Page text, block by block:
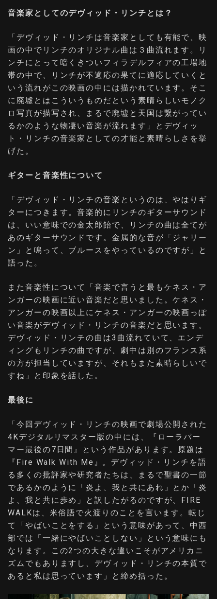
音楽家としてのデヴィッド・リンチとは？
「デヴィッド・リンチは音楽家としても有能で、映
画の中でリンチのオリジナル曲は３曲流れます。リ
ンチにとって暗くきついフィラデルフィアの工場地
帯の中で、リンチが不適応の果てに適応していくと
いう流れがこの映画の中には描かれています。そこ
に廃墟とはこういうものだという素晴らしいモノク
ロ写真が描写され、まるで廃墟と天国は繋がってい
るかのような物凄い音楽が流れます」とデヴィッ
ト・リンチの音楽家としての才能と素晴らしさを挙
げた。
ギターと音楽性について
「デヴィッド・リンチの音楽というのは、やはりギ
ターにつきます。音楽的にリンチのギターサウンド
は、いい意味での金太郎飴で、リンチの曲は全てが
あのギターサウンドです。金属的な音が「ジャリー
ン」と鳴って、ブルースをやっているのですが」と
語った。
また音楽性について「音楽で言うと最もケネス・ア
ンガーの映画に近い音楽だと思いました。ケネス・
アンガーの映画以上にケネス・アンガーの映画っぽ
い音楽がデヴィッド・リンチの音楽だと思います。
デヴィッド・リンチの曲は3曲流れていて、エンデ
ィングもリンチの曲ですが、劇中は別のフランス系
の方が担当していますが、それもまた素晴らしいで
すね」と印象を話した。
最後に
「今回デヴィッド・リンチの映画で劇場公開された
4Kデジタルリマスター版の中には、『ローラパー
マー最後の7日間』という作品があります。原題は
『Fire Walk With Me』。デヴィッド・リンチを語
る多くの批評家や研究者たちは、まるで聖書の一節
であるかのように「炎よ、我と共にあれ」とか「炎
よ、我と共に歩め」と訳したがるのですが、FIRE
WALKは、米俗語で火渡りのことを言います。転じ
て「やばいことをする」という意味があって、中西
部では「一緒にやばいことしない」という意味にも
なります。この2つの大きな違いこそがアメリカニ
ズムでもありますし、デヴィッド・リンチの本質で
あると私は思っています」と締め括った。